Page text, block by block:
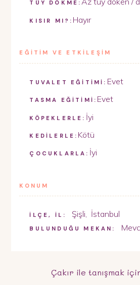
TÜY DÖKME:
KISIR MI?: Hayır
EĞİTİM VE ETKİLEŞİM
TUVALET EĞİTİMİ: Evet
TASMA EĞİTİMİ: Evet
KÖPEKLERLE: İyi
KEDİLERLE: Kötü
ÇOCUKLARLA: İyi
KONUM
İLÇE, İL: Şişli, İstanbul
BULUNDUĞU MEKAN:
Çakır ile tanışmak